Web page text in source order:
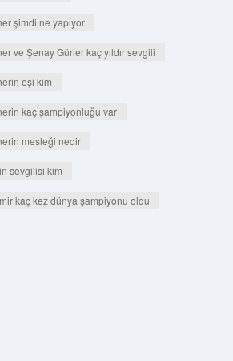
şimdi ne yapıyor
ve Şenay Gürler kaç yıldır sevgili
eşi kim
kaç şampiyonluğu var
mesleği nedir
sevgilisi kim
kaç kez dünya şampiyonu oldu